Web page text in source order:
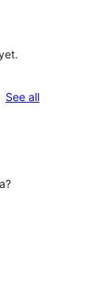
See allreviews